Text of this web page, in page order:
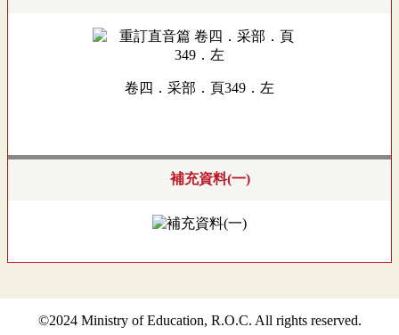
卷四．采部．頁349．左
補充資料(一)
©2024 Ministry of Education, R.O.C. All rights reserved.